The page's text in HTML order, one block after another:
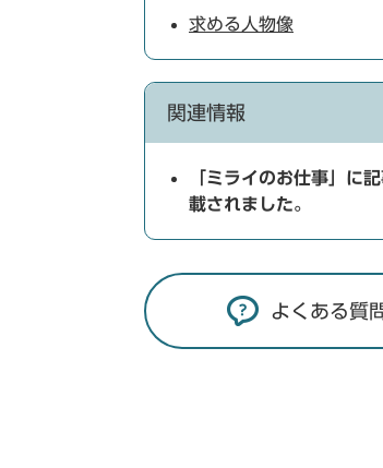
求める人物像
関連情報
「ミライのお仕事」に
載されました。
よくある質